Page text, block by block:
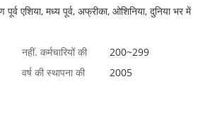
पूर्व एशिया, मध्य पूर्व, अफ्रीका, ओशिनिया, दुनिया भर में
नहीं. कर्मचारियों की
200~299
वर्ष की स्थापना की
2005